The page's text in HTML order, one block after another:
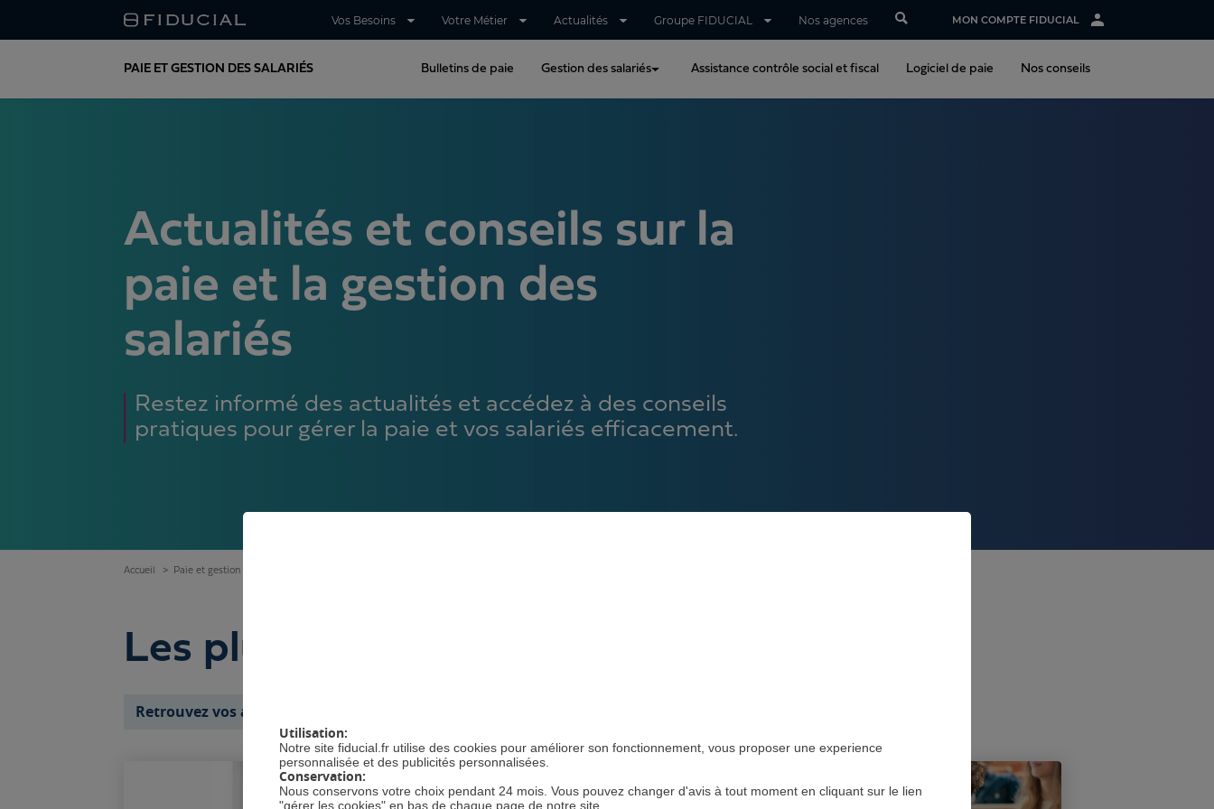
Vos Besoins Votre Métier Actualités Groupe FIDUCIAL Nos agences MON COMPTE FIDUCIAL
PAIE ET GESTION DES SALARIÉS Bulletins de paie Gestion des salariés Assistance contrôle social et fiscal Logiciel de paie Nos conseils
Actualités et conseils sur la
paie et la gestion des
salariés
Restez informé des actualités et accédez à des conseils
pratiques pour gérer la paie et vos salariés efficacement.
Accueil Paie et gestion des salariés
Les plus récents
Retrouvez vos articles par thème
Utilisation:
Notre site fiducial.fr utilise des cookies pour améliorer son fonctionnement, vous proposer une experience
personnalisée et des publicités personnalisées.
Conservation:
Nous conservons votre choix pendant 24 mois. Vous pouvez changer d'avis à tout moment en cliquant sur le lien
"gérer les cookies" en bas de chaque page de notre site.